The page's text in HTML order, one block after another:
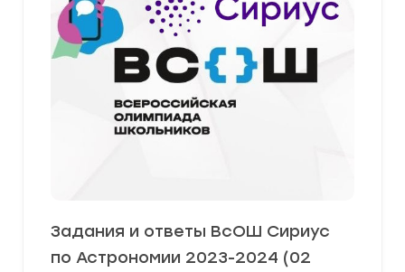
Задания и ответы ВсОШ Сириус
по Астрономии 2023-2024 (02